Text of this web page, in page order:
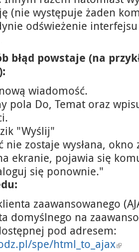
(nie występuje żaden
odświeżenie
błąd powstaje (na
wiadomość.
pola Do, Temat oraz
"Wyślij"
nie zostaje wysłana,
ekranie, pojawia się
się ponownie."
zaawansowanego
domyślnego na
pod adresem:
spe/html_to_ajax